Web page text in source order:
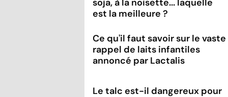
est la meilleure ?
Ce qu'il faut savoir sur le vaste
rappel de laits infantiles
annoncé par Lactalis
Le talc est-il dangereux pour